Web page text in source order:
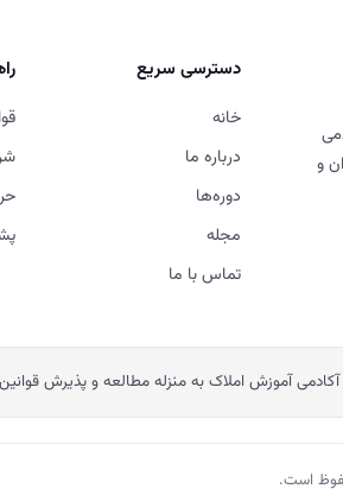
و
دسترسی سریع
خانه
درباره ما
دوره‌ها
مجله
تماس با ما
آموزش املاک به منزله مطالعه و پذیرش